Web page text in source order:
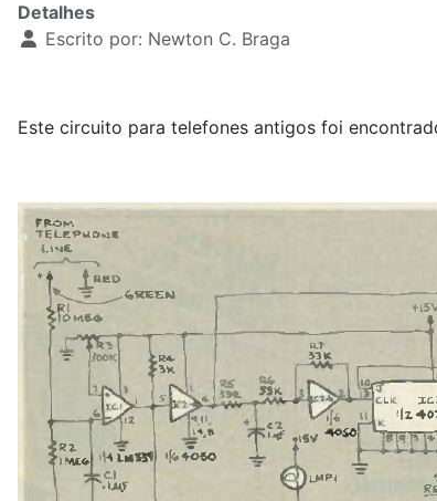
Detalhes
Escrito por: Newton C. Braga
Este circuito para telefones antigos foi